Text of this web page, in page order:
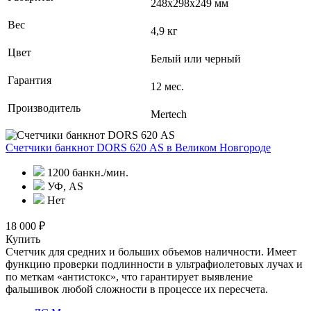
248х298х249 мм
Вес
4,9 кг
Цвет
Белый или черный
Гарантия
12 мес.
Производитель
Mertech
Счетчики банкнот DORS 620 АS в Великом Новгороде
1200 банкн./мин.
УФ, AS
Нет
18 000 ₽
Купить
Счетчик для средних и больших объемов наличности. Имеет
функцию проверки подлинности в ультрафиолетовых лучах и
по меткам «антистокс», что гарантирует выявление
фальшивок любой сложности в процессе их пересчета.